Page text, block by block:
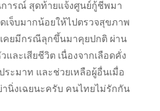
ารณ์ สุดท้ายแจ้งศูนย์กู้ชีพมา
เจ็บมากน้อยให้ไปตรวจสุขภาพ
คยมีกรณีลุกขึ้นมาคุยปกติ ผ่าน
และเสียชีวิต เนื่องจากเลือดคั่ง
ะมาท และช่วยเหลือผู้อื่นเมื่อ
นิ่งเฉยนะครับ คนไทยไม่รักกัน